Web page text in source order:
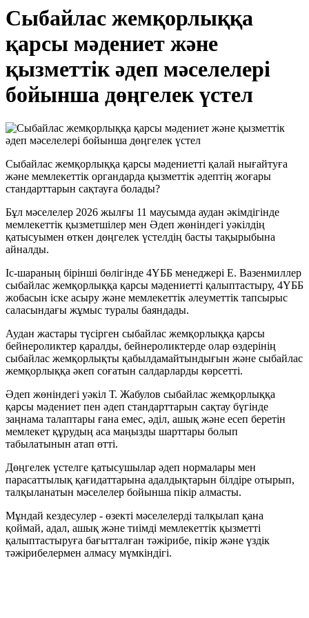
Сыбайлас жемқорлыққа
қарсы мәдениет және
қызметтік әдеп мәселелері
бойынша дөңгелек үстел
Сыбайлас жемқорлыққа қарсы мәдениетті қалай нығайтуға
және мемлекеттік органдарда қызметтік әдептің жоғары
стандарттарын сақтауға болады?
Бұл мәселелер 2026 жылғы 11 маусымда аудан әкімдігінде
мемлекеттік қызметшілер мен Әдеп жөніндегі уәкілдің
қатысуымен өткен дөңгелек үстелдің басты тақырыбына
айналды.
Іс-шараның бірінші бөлігінде 4ҮББ менеджері Е. Вазенмиллер
сыбайлас жемқорлыққа қарсы мәдениетті қалыптастыру, 4ҮББ
жобасын іске асыру және мемлекеттік әлеуметтік тапсырыс
саласындағы жұмыс туралы баяндады.
Аудан жастары түсірген сыбайлас жемқорлыққа қарсы
бейнероликтер қаралды, бейнероликтерде олар өздерінің
сыбайлас жемқорлықты қабылдамайтындығын және сыбайлас
жемқорлыққа әкеп соғатын салдарларды көрсетті.
Әдеп жөніндегі уәкіл Т. Жабулов сыбайлас жемқорлыққа
қарсы мәдениет пен әдеп стандарттарын сақтау бүгінде
заңнама талаптары ғана емес, әділ, ашық және есеп беретін
мемлекет құрудың аса маңызды шарттары болып
табылатынын атап өтті.
Дөңгелек үстелге қатысушылар әдеп нормалары мен
парасаттылық қағидаттарына адалдықтарын білдіре отырып,
талқыланатын мәселелер бойынша пікір алмасты.
Мұндай кездесулер - өзекті мәселелерді талқылап қана
қоймай, адал, ашық және тиімді мемлекеттік қызметті
қалыптастыруға бағытталған тәжірибе, пікір және үздік
тәжірибелермен алмасу мүмкіндігі.